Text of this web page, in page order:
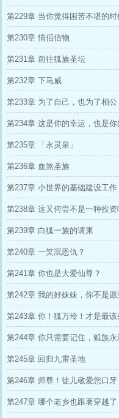
第229章 当你觉得困苦不堪的
第230章 情侣信物
第231章 前往狐族圣坛
第232章 下马威
第233章 为了自己，也为了相公
第234章 这是你的幸运，也是
第235章 「永灵泉」
第236章 血煞圣族
第237章 小世界的基础建设工作
第238章 这又何尝不是一种投资
第239章 白狐一族的请柬
第240章 一笑泯恩仇？
第241章 你也是大爱仙尊？
第242章 我的好妹妹，你不是愿
第243章 你！狐万玲！才是最该
第244章 你只需要记住，狐族永
第245章 回归九雷圣地
第246章 师尊！徒儿敬爱您口牙
第247章 哪个老乡也跟著穿越了